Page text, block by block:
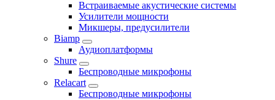
Встраиваемые акустические системы
Усилители мощности
Микшеры, предусилители
Biamp
Аудиоплатформы
Shure
Беспроводные микрофоны
Relacart
Беспроводные микрофоны